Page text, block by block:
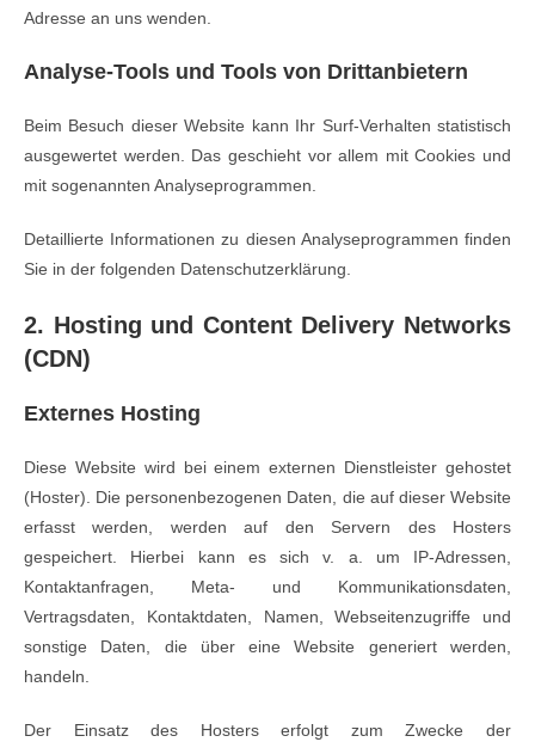
Adresse an uns wenden.
Analyse-Tools und Tools von Drittanbietern
Beim Besuch dieser Website kann Ihr Surf-Verhalten statistisch
ausgewertet werden. Das geschieht vor allem mit Cookies und
mit sogenannten Analyseprogrammen.
Detaillierte Informationen zu diesen Analyseprogrammen finden
Sie in der folgenden Datenschutzerklärung.
2. Hosting und Content Delivery Networks
(CDN)
Externes Hosting
Diese Website wird bei einem externen Dienstleister gehostet
(Hoster). Die personenbezogenen Daten, die auf dieser Website
erfasst werden, werden auf den Servern des Hosters
gespeichert. Hierbei kann es sich v. a. um IP-Adressen,
Kontaktanfragen, Meta- und Kommunikationsdaten,
Vertragsdaten, Kontaktdaten, Namen, Webseitenzugriffe und
sonstige Daten, die über eine Website generiert werden,
handeln.
Der Einsatz des Hosters erfolgt zum Zwecke der